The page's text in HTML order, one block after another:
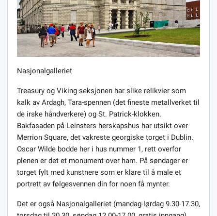
Nasjonalgalleriet
Treasury og Viking-seksjonen har slike relikvier som
kalk av Ardagh, Tara-spennen (det fineste metallverket til
de irske håndverkere) og St. Patrick-klokken.
Bakfasaden på Leinsters herskapshus har utsikt over
Merrion Square, det vakreste georgiske torget i Dublin.
Oscar Wilde bodde her i hus nummer 1, rett overfor
plenen er det et monument over ham. På søndager er
torget fylt med kunstnere som er klare til å male et
portrett av følgesvennen din for noen få mynter.
Det er også Nasjonalgalleriet (mandag-lørdag 9.30-17.30,